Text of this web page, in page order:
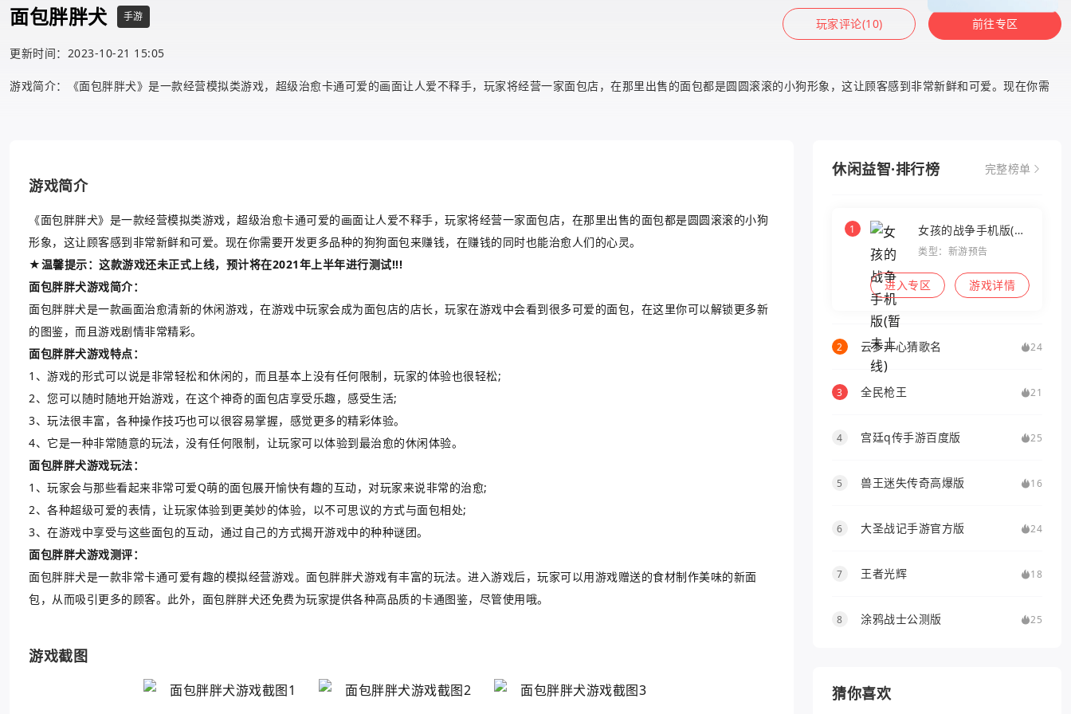
面包胖胖犬 手游
更新时间：2023-10-21 15:05
玩家评论(10) 前往专区
游戏简介：《面包胖胖犬》是一款经营模拟类游戏，超级治愈卡通可爱的画面让人爱不释手，玩家将经营一家面包店，在那里出售的面包都是圆圆滚滚的小狗形象，这让顾客感到非常新鲜和可爱。现在你需
游戏简介
《面包胖胖犬》是一款经营模拟类游戏，超级治愈卡通可爱的画面让人爱不释手，玩家将经营一家面包店，在那里出售的面包都是圆圆滚滚的小狗
形象，这让顾客感到非常新鲜和可爱。现在你需要开发更多品种的狗狗面包来赚钱，在赚钱的同时也能治愈人们的心灵。
★温馨提示：这款游戏还未正式上线，预计将在2021年上半年进行测试!!!
面包胖胖犬游戏简介：
面包胖胖犬是一款画面治愈清新的休闲游戏，在游戏中玩家会成为面包店的店长，玩家在游戏中会看到很多可爱的面包，在这里你可以解锁更多新
的图鉴，而且游戏剧情非常精彩。
面包胖胖犬游戏特点：
1、游戏的形式可以说是非常轻松和休闲的，而且基本上没有任何限制，玩家的体验也很轻松;
2、您可以随时随地开始游戏，在这个神奇的面包店享受乐趣，感受生活;
3、玩法很丰富，各种操作技巧也可以很容易掌握，感觉更多的精彩体验。
4、它是一种非常随意的玩法，没有任何限制，让玩家可以体验到最治愈的休闲体验。
面包胖胖犬游戏玩法：
1、玩家会与那些看起来非常可爱Q萌的面包展开愉快有趣的互动，对玩家来说非常的治愈;
2、各种超级可爱的表情，让玩家体验到更美妙的体验，以不可思议的方式与面包相处;
3、在游戏中享受与这些面包的互动，通过自己的方式揭开游戏中的种种谜团。
面包胖胖犬游戏测评：
面包胖胖犬是一款非常卡通可爱有趣的模拟经营游戏。面包胖胖犬游戏有丰富的玩法。进入游戏后，玩家可以用游戏赠送的食材制作美味的新面
包，从而吸引更多的顾客。此外，面包胖胖犬还免费为玩家提供各种高品质的卡通图鉴，尽管使用哦。
游戏截图
休闲益智·排行榜 完整榜单
1
女孩的战争手机版(暂
未上线)
类型：新游预告
进入专区 游戏详情
2 云步开心猜歌名 24
3 全民枪王 21
4 宫廷q传手游百度版 25
5 兽王迷失传奇高爆版 16
6 大圣战记手游官方版 24
7 王者光辉 18
8 涂鸦战士公测版 25
猜你喜欢